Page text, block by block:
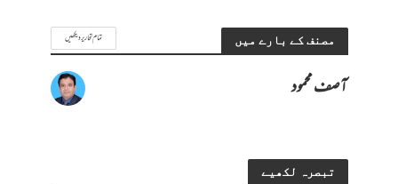
مصنف کے بارے میں تمام تحاریر دیکھیں
آصف محمود
تبصرہ لکھیے